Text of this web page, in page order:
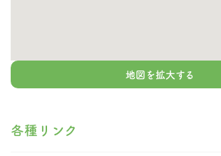
地図を拡大する
各種リンク